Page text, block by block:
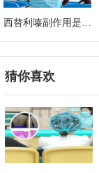
西替利嗪副作用是什
么
猜你喜欢